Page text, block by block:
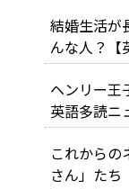
結婚生活が
んな人？【
ヘンリー王
英語多読ニ
これからの
さん」たち